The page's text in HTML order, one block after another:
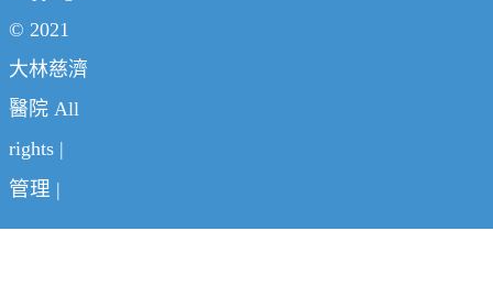
© 2021
大林慈濟
醫院 All
rights |
管理 |